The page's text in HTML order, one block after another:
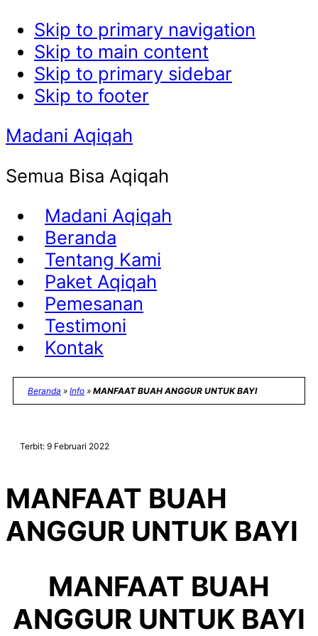
Skip to primary navigation
Skip to main content
Skip to primary sidebar
Skip to footer
Madani Aqiqah
Semua Bisa Aqiqah
Madani Aqiqah
Beranda
Tentang Kami
Paket Aqiqah
Pemesanan
Testimoni
Kontak
Beranda » Info » MANFAAT BUAH ANGGUR UNTUK BAYI
Terbit: 9 Februari 2022
MANFAAT BUAH
ANGGUR UNTUK BAYI
MANFAAT BUAH
ANGGUR UNTUK BAYI